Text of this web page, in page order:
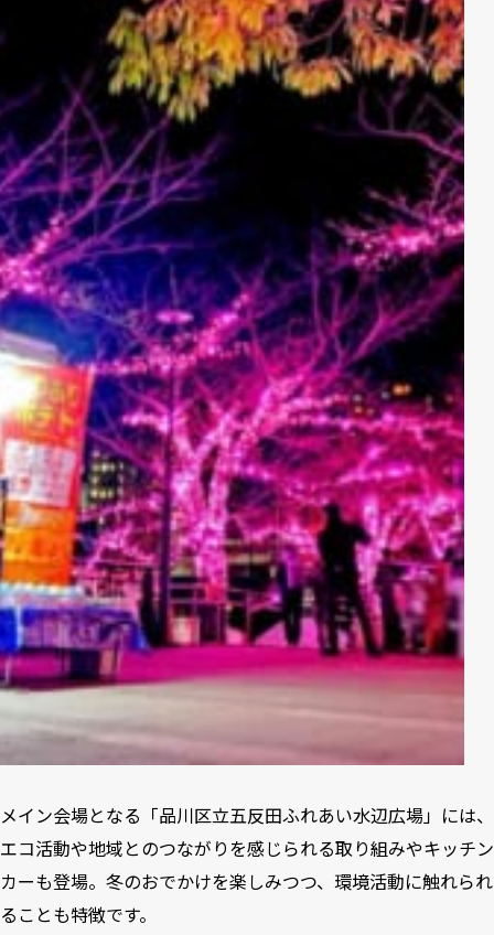
メイン会場となる「品川区立五反田ふれあい水辺広場」には、
エコ活動や地域とのつながりを感じられる取り組みやキッチン
カーも登場。冬のおでかけを楽しみつつ、環境活動に触れられ
ることも特徴です。